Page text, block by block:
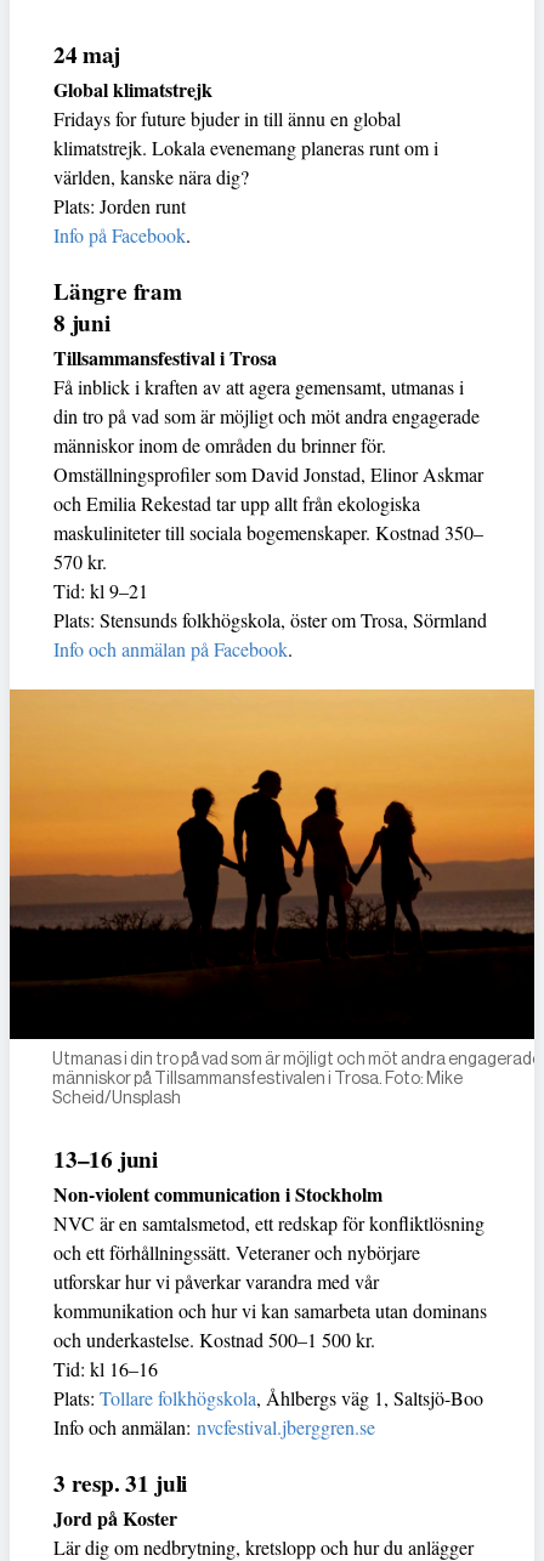
24 maj
Global klimatstrejk
Fridays for future bjuder in till ännu en global
klimatstrejk. Lokala evenemang planeras runt om i
världen, kanske nära dig?
Plats: Jorden runt
Info på Facebook.
Längre fram
8 juni
Tillsammansfestival i Trosa
Få inblick i kraften av att agera gemensamt, utmanas i
din tro på vad som är möjligt och möt andra engagerade
människor inom de områden du brinner för.
Omställningsprofiler som David Jonstad, Elinor Askmar
och Emilia Rekestad tar upp allt från ekologiska
maskuliniteter till sociala bogemenskaper. Kostnad 350–
570 kr.
Tid: kl 9–21
Plats: Stensunds folkhögskola, öster om Trosa, Sörmland
Info och anmälan på Facebook.
Utmanas i din tro på vad som är möjligt och möt andra engagerade
människor på Tillsammansfestivalen i Trosa. Foto: Mike
Scheid/Unsplash
13–16 juni
Non-violent communication i Stockholm
NVC är en samtalsmetod, ett redskap för konfliktlösning
och ett förhållningssätt. Veteraner och nybörjare
utforskar hur vi påverkar varandra med vår
kommunikation och hur vi kan samarbeta utan dominans
och underkastelse. Kostnad 500–1 500 kr.
Tid: kl 16–16
Plats: Tollare folkhögskola, Åhlbergs väg 1, Saltsjö-Boo
Info och anmälan: nvcfestival.jberggren.se
3 resp. 31 juli
Jord på Koster
Lär dig om nedbrytning, kretslopp och hur du anlägger